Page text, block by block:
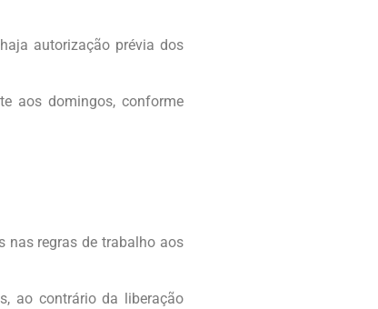
autorização prévia dos
aos domingos, conforme
nas regras de trabalho aos
ao contrário da liberação